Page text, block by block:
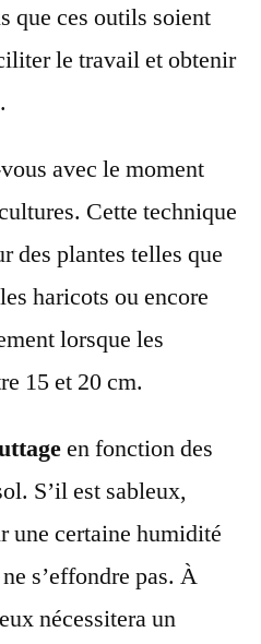
que ces outils soient
le travail et obtenir
avec le moment
Cette technique
des plantes telles que
haricots ou encore
lorsque les
15 et 20 cm.
en fonction des
S’il est sableux,
une certaine humidité
s’effondre pas. À
nécessitera un